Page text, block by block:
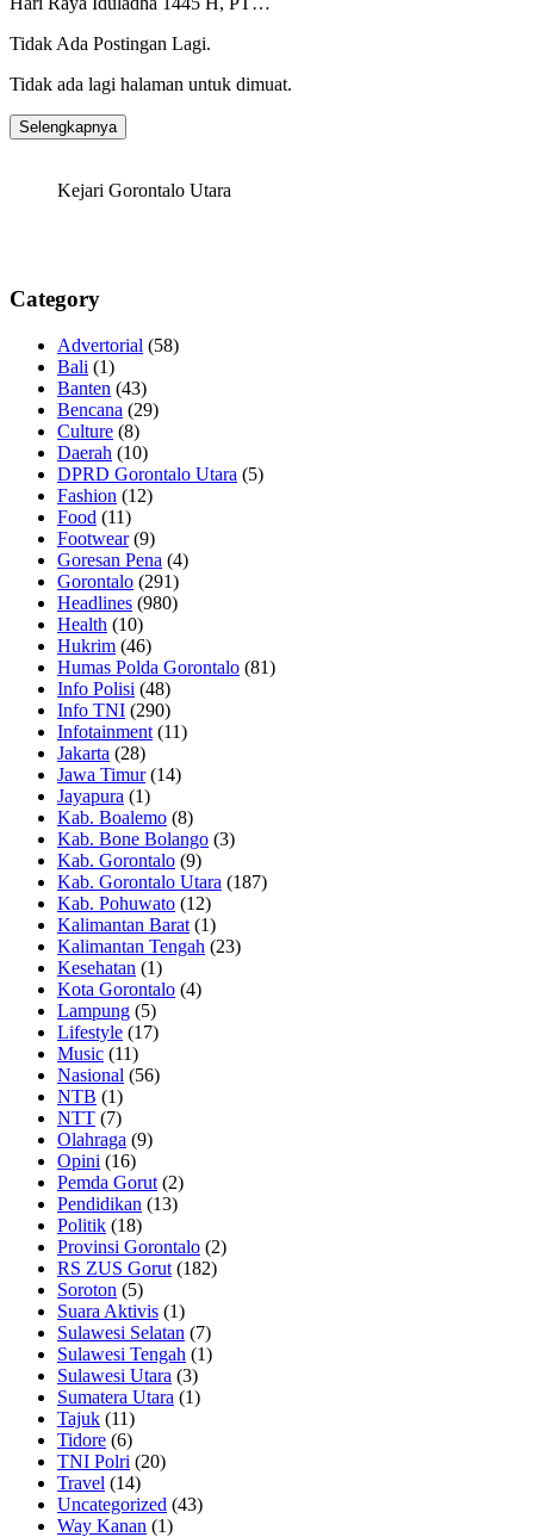
Tidak Ada Postingan Lagi.
Tidak ada lagi halaman untuk dimuat.
Selengkapnya
Kejari Gorontalo Utara
Category
Advertorial (58)
Bali (1)
Banten (43)
Bencana (29)
Culture (8)
Daerah (10)
DPRD Gorontalo Utara (5)
Fashion (12)
Food (11)
Footwear(9)
Goresan Pena (4)
Gorontalo (291)
Headlines (980)
Health (10)
Hukrim (46)
Humas Polda Gorontalo (81)
Info Polisi (48)
Info TNI (290)
Infotainment (11)
Jakarta (28)
Jawa Timur(14)
Jayapura (1)
Kab. Boalemo (8)
Kab. Bone Bolango (3)
Kab. Gorontalo (9)
Kab. Gorontalo Utara (187)
Kab. Pohuwato (12)
Kalimantan Barat (1)
Kalimantan Tengah (23)
Kesehatan (1)
Kota Gorontalo (4)
Lampung (5)
Lifestyle (17)
Music (11)
Nasional (56)
NTB (1)
NTT (7)
Olahraga (9)
Opini (16)
Pemda Gorut (2)
Pendidikan (13)
Politik (18)
Provinsi Gorontalo (2)
RS ZUS Gorut (182)
Soroton (5)
Suara Aktivis (1)
Sulawesi Selatan (7)
Sulawesi Tengah (1)
Sulawesi Utara (3)
Sumatera Utara (1)
Tajuk (11)
Tidore (6)
TNI Polri (20)
Travel (14)
Uncategorized (43)
Way Kanan (1)